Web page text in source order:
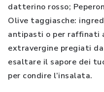
datterino rosso;
Olive taggiasche:
antipasti o per raffinati
extravergine pregiati
esaltare il sapore dei
per condire l’insalata.